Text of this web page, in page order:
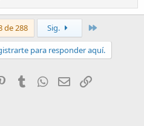
de 288 Sig.
para responder aquí.
PinterestTumblrWhatsApp
Email